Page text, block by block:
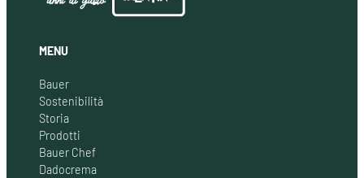
MENU
Bauer
Sostenibilità
Storia
Prodotti
Bauer Chef
Dadocrema